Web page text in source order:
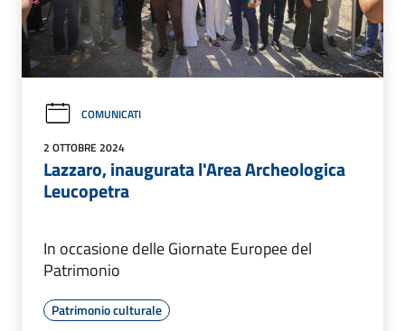
COMUNICATI
2 OTTOBRE 2024
Lazzaro, inaugurata l'Area Archeologica
Leucopetra
In occasione delle Giornate Europee del
Patrimonio
Patrimonio culturale